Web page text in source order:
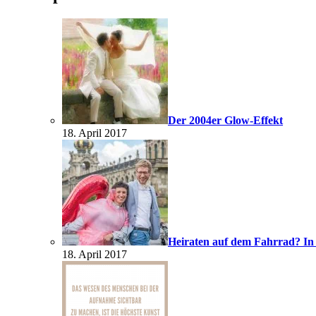
Der 2004er Glow-Effekt
18. April 2017
Heiraten auf dem Fahrrad? In
18. April 2017